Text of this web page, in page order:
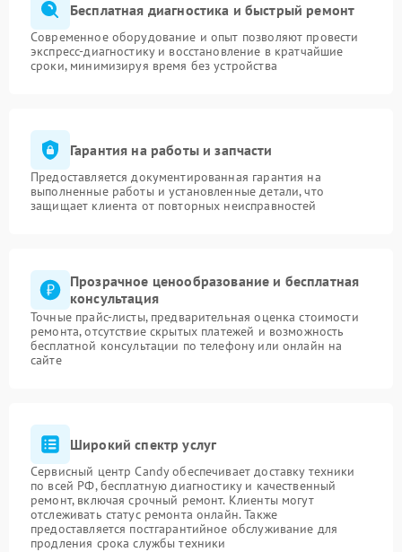
Бесплатная диагностика и быстрый ремонт
Современное оборудование и опыт позволяют провести
экспресс-диагностику и восстановление в кратчайшие
сроки, минимизируя время без устройства
Гарантия на работы и запчасти
Предоставляется документированная гарантия на
выполненные работы и установленные детали, что
защищает клиента от повторных неисправностей
Прозрачное ценообразование и бесплатная
консультация
Точные прайс-листы, предварительная оценка стоимости
ремонта, отсутствие скрытых платежей и возможность
бесплатной консультации по телефону или онлайн на
сайте
Широкий спектр услуг
Сервисный центр Candy обеспечивает доставку техники
по всей РФ, бесплатную диагностику и качественный
ремонт, включая срочный ремонт. Клиенты могут
отслеживать статус ремонта онлайн. Также
предоставляется постгарантийное обслуживание для
продления срока службы техники